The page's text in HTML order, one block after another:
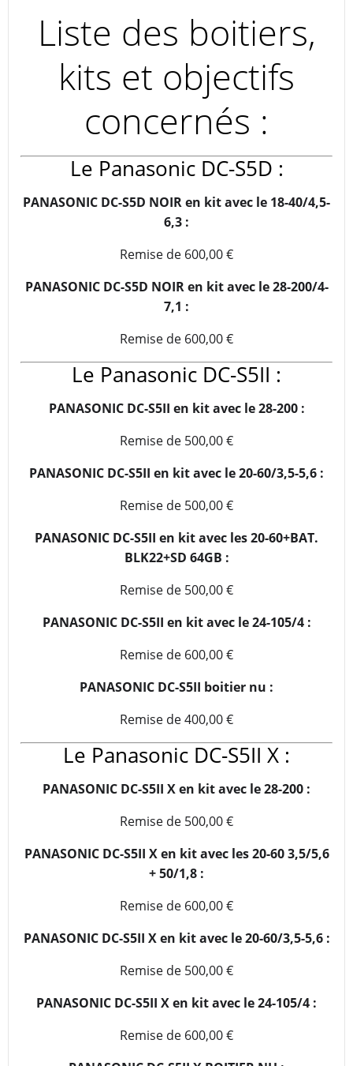
Liste des boitiers,
kits et objectifs
concernés :
Le Panasonic DC-S5D :
PANASONIC DC-S5D NOIRen kit avec le 18-40/4,5-
6,3 :
Remise de 600,00 €
PANASONIC DC-S5D NOIRen kit avec le28-200/4-
7,1 :
Remise de 600,00 €
Le Panasonic DC-S5II :
PANASONIC DC-S5II en kit avec le28-200 :
Remise de 500,00 €
PANASONIC DC-S5II en kit avec le20-60/3,5-5,6 :
Remise de 500,00 €
PANASONIC DC-S5II en kit avec les20-60+BAT.
BLK22+SD 64GB :
Remise de 500,00 €
PANASONIC DC-S5II en kit avec le24-105/4 :
Remise de 600,00 €
PANASONIC DC-S5II boitier nu :
Remise de 400,00 €
Le Panasonic DC-S5II X :
PANASONIC DC-S5II Xen kit avec le28-200 :
Remise de 500,00 €
PANASONIC DC-S5II Xen kit avec les 20-60 3,5/5,6
+ 50/1,8 :
Remise de 600,00 €
PANASONIC DC-S5II Xen kit avec le20-60/3,5-5,6 :
Remise de 500,00 €
PANASONIC DC-S5II Xen kit avec le24-105/4 :
Remise de 600,00 €